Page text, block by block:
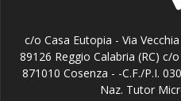
c/o Casa Eutopia - Via
89126 Reggio Calabria (RC) c/
871010 Cosenza - -C.F./P.I.
Naz. Tutor